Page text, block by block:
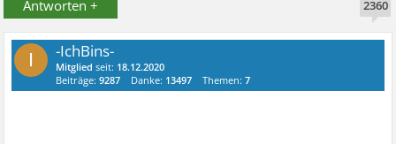
Antworten + 2360
I -IchBins-
Mitglied seit: 18.12.2020
Beiträge:9287 Danke: 13497 Themen:7